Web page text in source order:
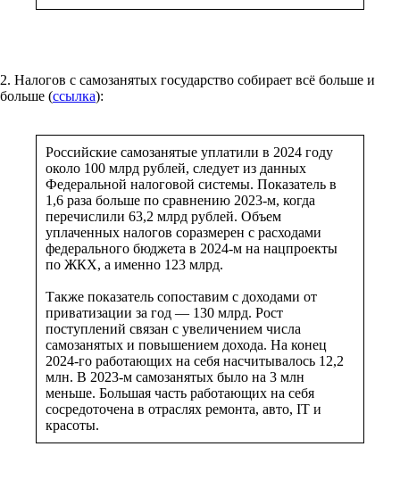
2. Налогов с самозанятых государство собирает всё больше и
больше (ссылка):
Российские самозанятые уплатили в 2024 году
около 100 млрд рублей, следует из данных
Федеральной налоговой системы. Показатель в
1,6 раза больше по сравнению 2023-м, когда
перечислили 63,2 млрд рублей. Объем
уплаченных налогов соразмерен с расходами
федерального бюджета в 2024-м на нацпроекты
по ЖКХ, а именно 123 млрд.
Также показатель сопоставим с доходами от
приватизации за год — 130 млрд. Рост
поступлений связан с увеличением числа
самозанятых и повышением дохода. На конец
2024-го работающих на себя насчитывалось 12,2
млн. В 2023-м самозанятых было на 3 млн
меньше. Большая часть работающих на себя
сосредоточена в отраслях ремонта, авто, IT и
красоты.